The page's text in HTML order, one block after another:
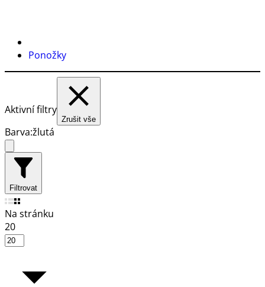
Ponožky
Aktivní filtry
Zrušit vše
Barva:žlutá
Filtrovat
Na stránku
20